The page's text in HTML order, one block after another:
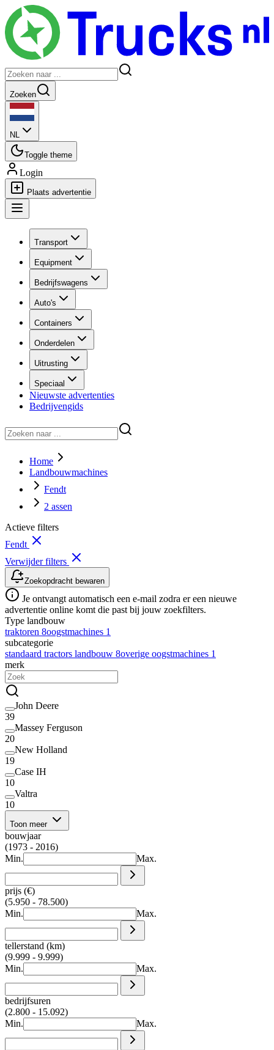
Zoeken
NL
Toggle theme
Login
Plaats advertentie
Transport
Equipment
Bedrijfswagens
Auto's
Containers
Onderdelen
Uitrusting
Speciaal
Nieuwste advertenties
Bedrijvengids
Home
Landbouwmachines
Fendt
2 assen
Actieve filters
Fendt
Verwijder filters
Zoekopdracht bewaren
Je ontvangt automatisch een e-mail zodra er een nieuwe
advertentie online komt die past bij jouw zoekfilters.
Type landbouw
traktoren 8oogstmachines 1
subcategorie
standaard tractors landbouw 8overige oogstmachines 1
merk
John Deere
39
Massey Ferguson
20
New Holland
19
Case IH
10
Valtra
10
Toon meer
bouwjaar
(1973 - 2016)
Min.
Max.
prijs (€)
(5.950 - 78.500)
Min.
Max.
tellerstand (km)
(9.999 - 9.999)
Min.
Max.
bedrijfsuren
(2.800 - 15.092)
Min.
Max.